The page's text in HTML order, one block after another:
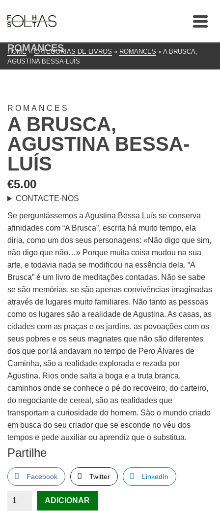
ROMANCES
HOME » CATEGORIAS DE LIVROS » ROMANCES » A BRUSCA,
AGUSTINA BESSA-LUÍS
ROMANCES
A BRUSCA,
AGUSTINA BESSA-
LUÍS
€5.00
CONTACTE-NOS
Se perguntássemos a Agustina Bessa Luís se conserva
afinidades com “A Brusca”, escrita há muito tempo, ela
diria, como um dos seus personagens: «Não digo que sim,
não digo que não…» Porque muita coisa mudou na sua
arte, e todavia nada se modificou na essência dela. “A
Brusca” é um livro de meditações contadas. Não se sabe
se são memórias, se são apenas convivências imaginadas
através de lugares muito familiares. Não tanto as pessoas
como os lugares são a realidade de Agustina. As casas, as
cidades com as praças e os jardins, as povoações com os
seus pobres e os seus magnates que não são diferentes
dos que por lá andavam no tempo de Pero Álvares de
Caminha, são a realidade explorada e rezada por
Agustina. Rios onde salta a boga e a truta branca,
caminhos onde se conhece o pé do recoveiro, do carteiro,
do negociante de cereal, são as realidades que
transportam a curiosidade do homem. São o mundo criado
em busca do seu criador que se esconde no véu dos
tempos e pede auxiliar ou aprendiz que o substitua.
Partilhe
Facebook Twitter LinkedIn
QuantidadeADICIONAR